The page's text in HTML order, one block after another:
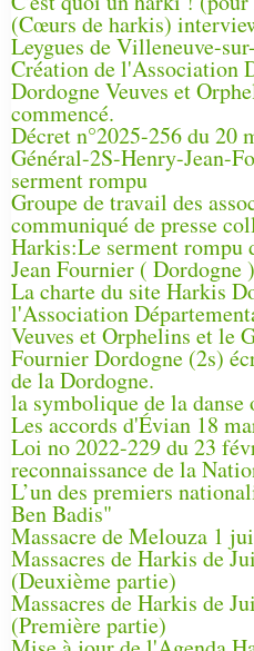
(Cœurs de harkis)
Leygues de Villeneuve-
Création de l'Association
Dordogne Veuves et
commencé.
Décret n°2025-256 du 20
Général-2S-Henry-Jean-
serment rompu
Groupe de travail des
communiqué de presse
Harkis:Le serment rompu
Jean Fournier ( Dordogne )
La charte du site Harkis
l'Association
Veuves et Orphelins et le
Fournier Dordogne (2s)
de la Dordogne.
la symbolique de la
Les accords d'Évian 18
Loi no 2022-229 du 23
reconnaissance de la
L’un des premiers
Ben Badis"
Massacre de Melouza 1
Massacres de Harkis de
(Deuxième partie)
Massacres de Harkis de
(Première partie)